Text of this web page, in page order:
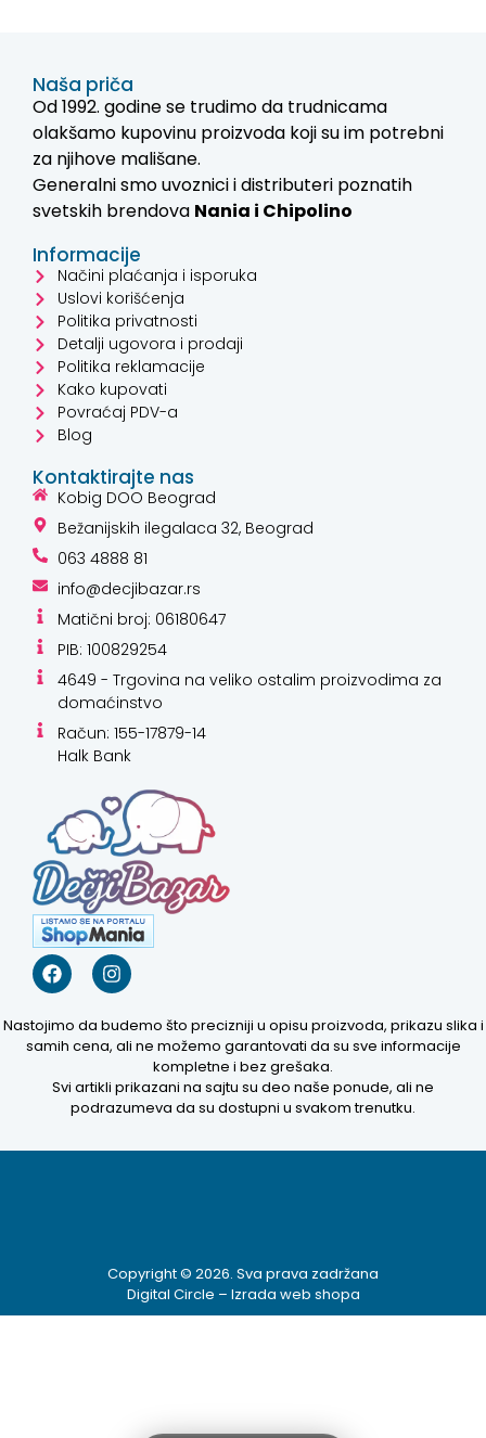
Naša priča
Od 1992. godine se trudimo da trudnicama
olakšamo kupovinu proizvoda koji su im potrebni
za njihove mališane.
Generalni smo uvoznici i distributeri poznatih
svetskih brendova Nania i Chipolino
Informacije
Načini plaćanja i isporuka
Uslovi korišćenja
Politika privatnosti
Detalji ugovora i prodaji
Politika reklamacije
Kako kupovati
Povraćaj PDV-a
Blog
Kontaktirajte nas
Kobig DOO Beograd
Bežanijskih ilegalaca 32, Beograd
063 4888 81
info@decjibazar.rs
Matični broj: 06180647
PIB: 100829254
4649 - Trgovina na veliko ostalim proizvodima za
domaćinstvo
Račun: 155-17879-14
Halk Bank
Nastojimo da budemo što precizniji u opisu proizvoda, prikazu slika i
samih cena, ali ne možemo garantovati da su sve informacije
kompletne i bez grešaka.
Svi artikli prikazani na sajtu su deo naše ponude, ali ne
podrazumeva da su dostupni u svakom trenutku.
Copyright © 2026. Sva prava zadržana
Digital Circle – Izrada web shopa
pomognem?
me šta god o
ovom sajtu ili